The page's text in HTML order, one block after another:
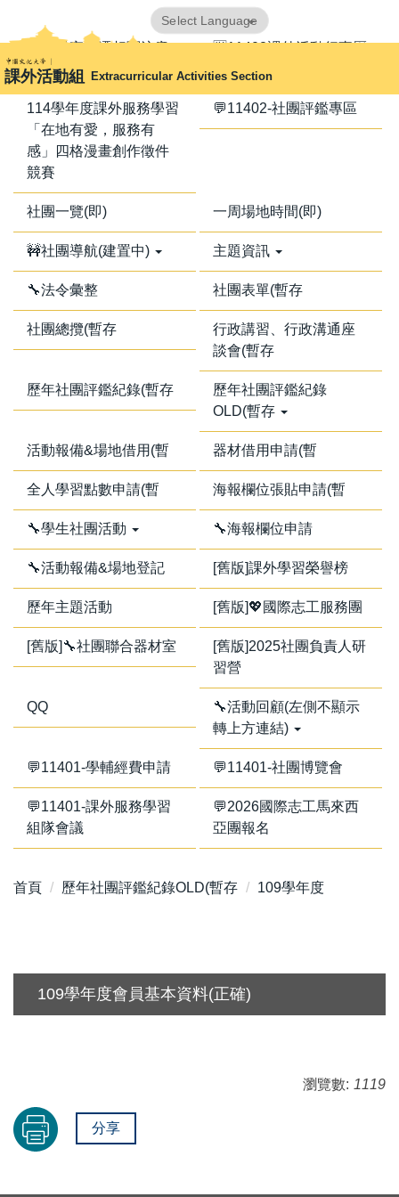
到
主
要
內
課外活動組 Extracurricular Activities Section
Translate
📢器材室搬遷相關注意
事項📢
🈺11402課外活動行事曆
114學年度課外服務學習
「在地有愛，服務有
感」四格漫畫創作徵件
競賽
💬11402-社團評鑑專區
社團一覽(即) 一周場地時間(即)
🚧社團導航(建置中) 主題資訊
🔧法令彙整 社團表單(暫存
社團總攬(暫存
行政講習、行政溝通座
談會(暫存
歷年社團評鑑紀錄(暫存
歷年社團評鑑紀錄
OLD(暫存
活動報備&場地借用(暫 器材借用申請(暫
全人學習點數申請(暫 海報欄位張貼申請(暫
🔧學生社團活動 🔧海報欄位申請
🔧活動報備&場地登記 [舊版]課外學習榮譽榜
歷年主題活動 [舊版]💖國際志工服務團
[舊版]🔧社團聯合器材室
[舊版]2025社團負責人研
習營
QQ
🔧活動回顧(左側不顯示
轉上方連結)
💬11401-學輔經費申請 💬11401-社團博覽會
💬11401-課外服務學習
組隊會議
💬2026國際志工馬來西
亞團報名
首頁 歷年社團評鑑紀錄OLD(暫存 109學年度
109學年度會員基本資料(正確)
瀏覽數: 1119
分享